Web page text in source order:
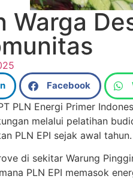
Warga
Facebook
PLN Energi Primer
melalui pelatihan
PLN EPI sejak awal tahun.
di sekitar Warung
PLN EPI memasok